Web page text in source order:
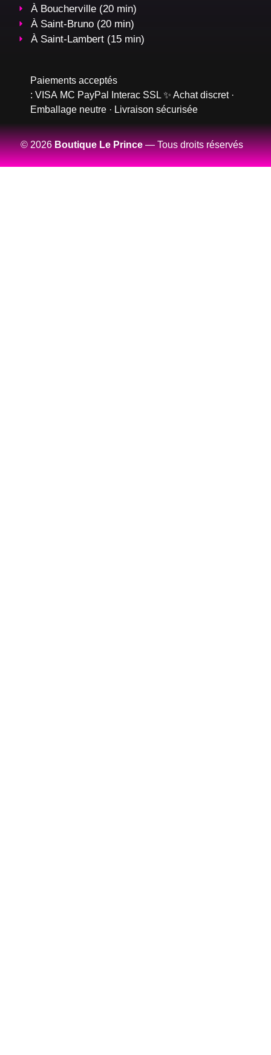
À Boucherville (20 min)
À Saint-Bruno (20 min)
À Saint-Lambert (15 min)
Paiements acceptés
: VISA MC PayPal Interac SSL ✨ Achat discret ·
Emballage neutre · Livraison sécurisée
© 2026Boutique Le Prince— Tous droits réservés